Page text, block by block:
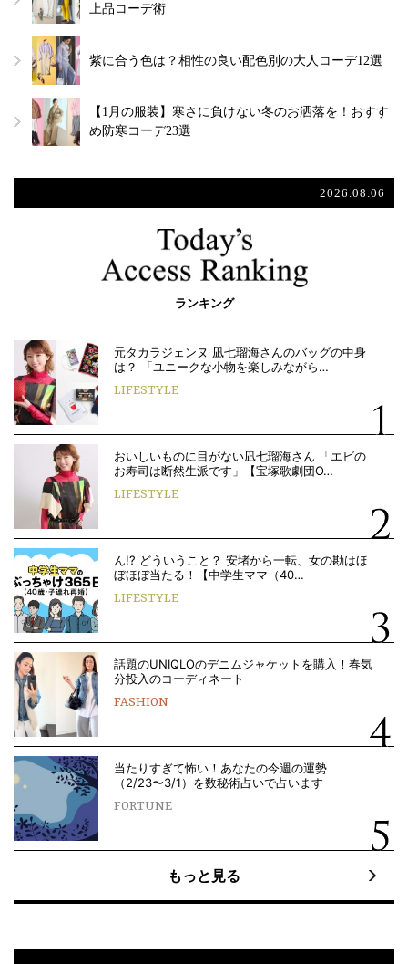
上品コーデ術
紫に合う色は？相性の良い配色別の大人コーデ12選
【1月の服装】寒さに負けない冬のお洒落を！おすす
め防寒コーデ23選
2026.08.06
ランキング
元タカラジェンヌ 凪七瑠海さんのバッグの中身
は？ 「ユニークな小物を楽しみながら…
LIFESTYLE
おいしいものに目がない凪七瑠海さん 「エビの
お寿司は断然生派です」【宝塚歌劇団O…
LIFESTYLE
ん!? どういうこと？ 安堵から一転、女の勘はほ
ぼほぼ当たる！【中学生ママ（40…
LIFESTYLE
話題のUNIQLOのデニムジャケットを購入！春気
分投入のコーディネート
FASHION
当たりすぎて怖い！あなたの今週の運勢
（2/23〜3/1）を数秘術占いで占います
FORTUNE
もっと見る